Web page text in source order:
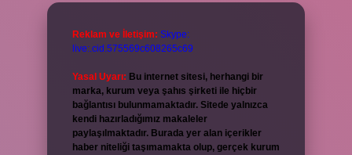
Reklam ve İletişim: Skype:
live:.cid.575569c608265c69
Yasal Uyarı: Bu internet sitesi, herhangi bir
marka, kurum veya şahıs şirketi ile hiçbir
bağlantısı bulunmamaktadır. Sitede yalnızca
kendi hazırladığımız makaleler
paylaşılmaktadır. Burada yer alan içerikler
haber niteliği taşımamakta olup, gerçek kurum